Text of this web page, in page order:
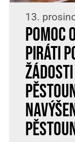
13.
Pomoc
Piráti